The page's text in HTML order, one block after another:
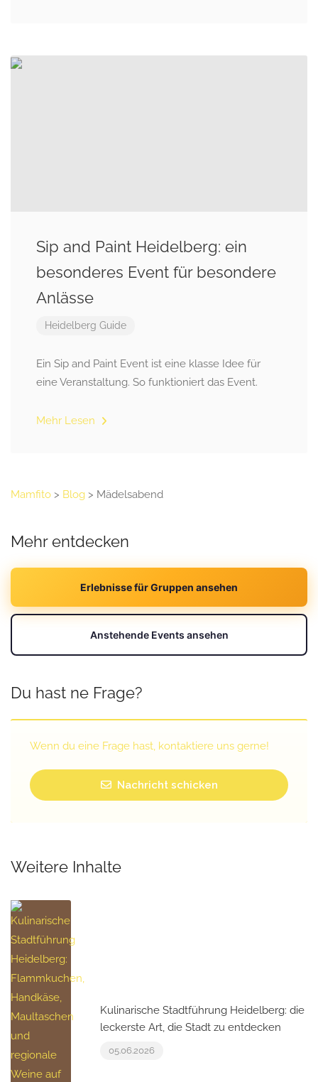
Sip and Paint Heidelberg: ein
besonderes Event für besondere
Anlässe
Heidelberg Guide
Ein Sip and Paint Event ist eine klasse Idee für
eine Veranstaltung. So funktioniert das Event.
Mehr Lesen
Mamfito > Blog > Mädelsabend
Mehr entdecken
Erlebnisse für Gruppen ansehen
Anstehende Events ansehen
Du hast ne Frage?
Wenn du eine Frage hast, kontaktiere uns gerne!
Nachricht schicken
Weitere Inhalte
Kulinarische Stadtführung Heidelberg: die
leckerste Art, die Stadt zu entdecken
05.06.2026